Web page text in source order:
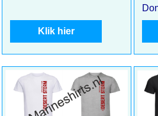
Klik hier